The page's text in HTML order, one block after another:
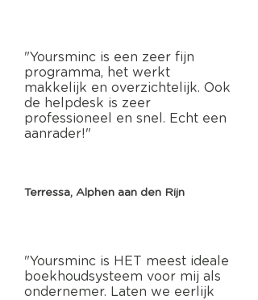
"Yoursminc is een zeer fijn
programma, het werkt
makkelijk en overzichtelijk. Ook
de helpdesk is zeer
professioneel en snel. Echt een
aanrader!"
Terressa, Alphen aan den Rijn
"Yoursminc is HET meest ideale
boekhoudsysteem voor mij als
ondernemer. Laten we eerlijk